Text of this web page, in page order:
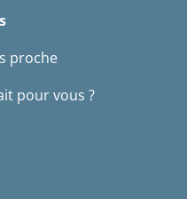
proche
pour vous ?